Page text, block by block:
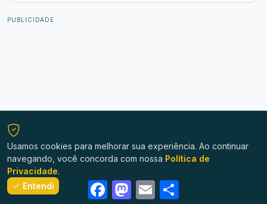
PUBLICIDADE
Usamos cookies para melhorar sua experiência. Ao continuar
navegando, você concorda com nossa Política de
Privacidade.
Entendi
FacebookMastodon
Email